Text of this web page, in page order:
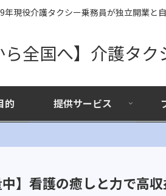
年現役介護タクシー乗務員が独立開業と
全国へ】介護タ
的 提供サービス
】看護の癒しと力で高